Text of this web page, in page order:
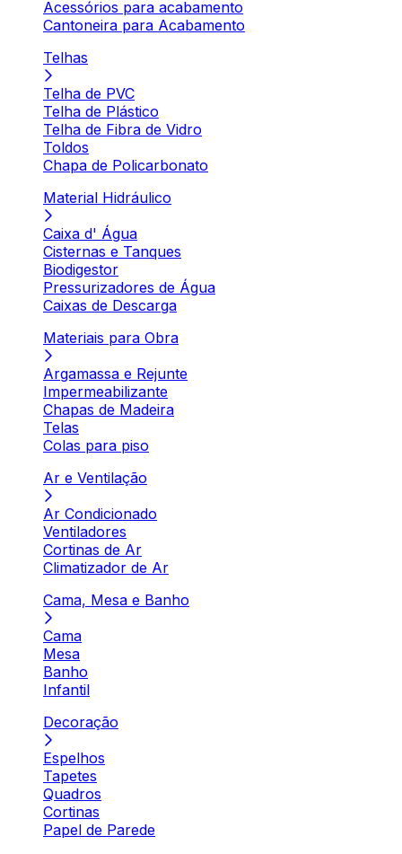
Acessórios para acabamento
Cantoneira para Acabamento
Telhas
Telha de PVC
Telha de Plástico
Telha de Fibra de Vidro
Toldos
Chapa de Policarbonato
Material Hidráulico
Caixa d' Água
Cisternas e Tanques
Biodigestor
Pressurizadores de Água
Caixas de Descarga
Materiais para Obra
Argamassa e Rejunte
Impermeabilizante
Chapas de Madeira
Telas
Colas para piso
Ar e Ventilação
Ar Condicionado
Ventiladores
Cortinas de Ar
Climatizador de Ar
Cama, Mesa e Banho
Cama
Mesa
Banho
Infantil
Decoração
Espelhos
Tapetes
Quadros
Cortinas
Papel de Parede